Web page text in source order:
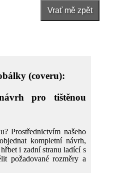
Vrať mě zpět
(coveru):
pro tištěnou
Prostřednictvím našeho
kompletní návrh,
i zadní stranu ladící s
požadované rozměry a